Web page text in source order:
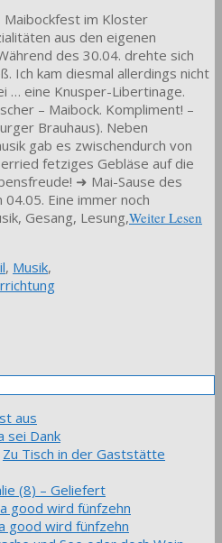
Maibockfest im Kloster
aus den eigenen
des 30.04. drehte sich
Ich kam diesmal allerdings nicht
… eine Knusper-Libertinage.
– Maibock. Kompliment! –
Brauhaus). Neben
gab es zwischendurch von
fetziges Gebläse auf die
➜ Mai-Sause des
Eine immer noch
Gesang, Lesung,Weiter Lesen
, Musik,
aus
sei Dank
Zu Tisch in der Gaststätte
(8) – Geliefert
good wird fünfzehn
good wird fünfzehn